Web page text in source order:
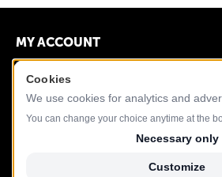
MY ACCOUNT
DEMO STORE
CUSTOMER SERVICE
Cookies
We use cookies for analytics and
You can change your choice anytime at the
Necessary only
Customize